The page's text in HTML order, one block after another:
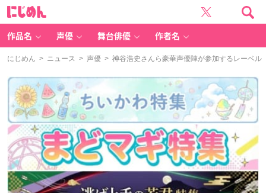
作品名 声優 舞台俳優 作者名
にじめん > ニュース > 声優 > 神谷浩史さんら豪華声優陣が参加するレーベ